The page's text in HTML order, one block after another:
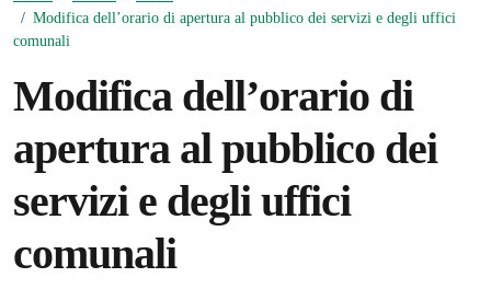
/ Modifica dell’orario di apertura al pubblico dei servizi e degli uffici
comunali
Modifica dell’orario di
apertura al pubblico dei
servizi e degli uffici
comunali